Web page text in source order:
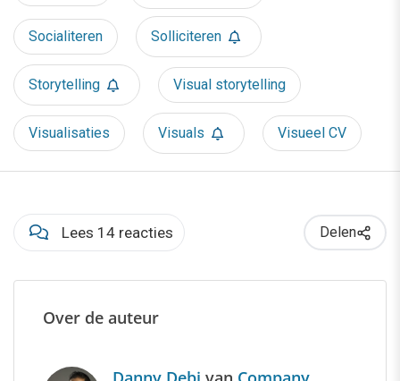
Socialiteren Solliciteren
Storytelling Visual storytelling
Visualisaties Visuals Visueel CV
Lees 14 reacties Delen
Over de auteur